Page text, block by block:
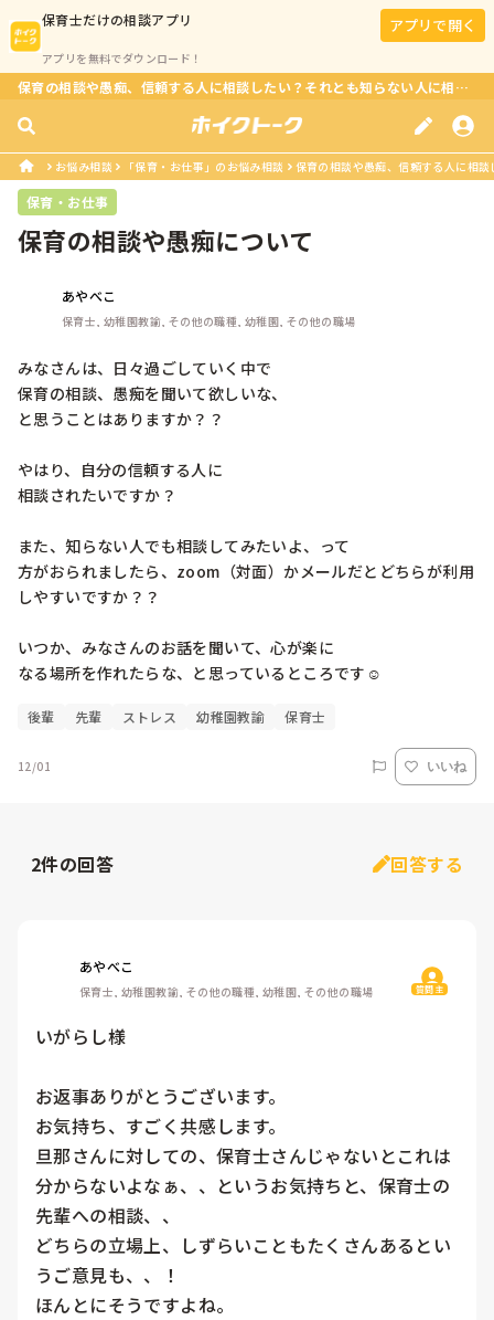
保育士だけの相談アプリ
アプリを無料でダウンロード！
アプリで開く
保育の相談や愚痴、信頼する人に相談したい？それとも知らない人に相談したい？zoomとメール、どちらが
お悩み相談 「保育・お仕事」のお悩み相談 保育の相談や愚痴、信頼する人に相
保育・お仕事
保育の相談や愚痴について
あやべこ
保育士, 幼稚園教諭, その他の職種, 幼稚園, その他の職場
みなさんは、日々過ごしていく中で
保育の相談、愚痴を聞いて欲しいな、
と思うことはありますか？？
やはり、自分の信頼する人に
相談されたいですか？
また、知らない人でも相談してみたいよ、って
方がおられましたら、zoom（対面）かメールだとどちらが利用
しやすいですか？？
いつか、みなさんのお話を聞いて、心が楽に
なる場所を作れたらな、と思っているところです☺️
後輩 先輩 ストレス 幼稚園教諭 保育士
12/01 いいね
2件の回答 回答する
あやべこ
保育士, 幼稚園教諭, その他の職種, 幼稚園, その他の職場 質問主
いがらし様
お返事ありがとうございます。
お気持ち、すごく共感します。
旦那さんに対しての、保育士さんじゃないとこれは
分からないよなぁ、、というお気持ちと、保育士の
先輩への相談、、
どちらの立場上、しずらいこともたくさんあるとい
うご意見も、、！
ほんとにそうですよね。